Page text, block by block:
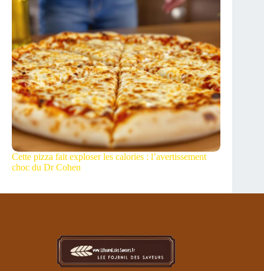
Cette pizza fait exploser les calories : l’avertissement
choc du Dr Cohen